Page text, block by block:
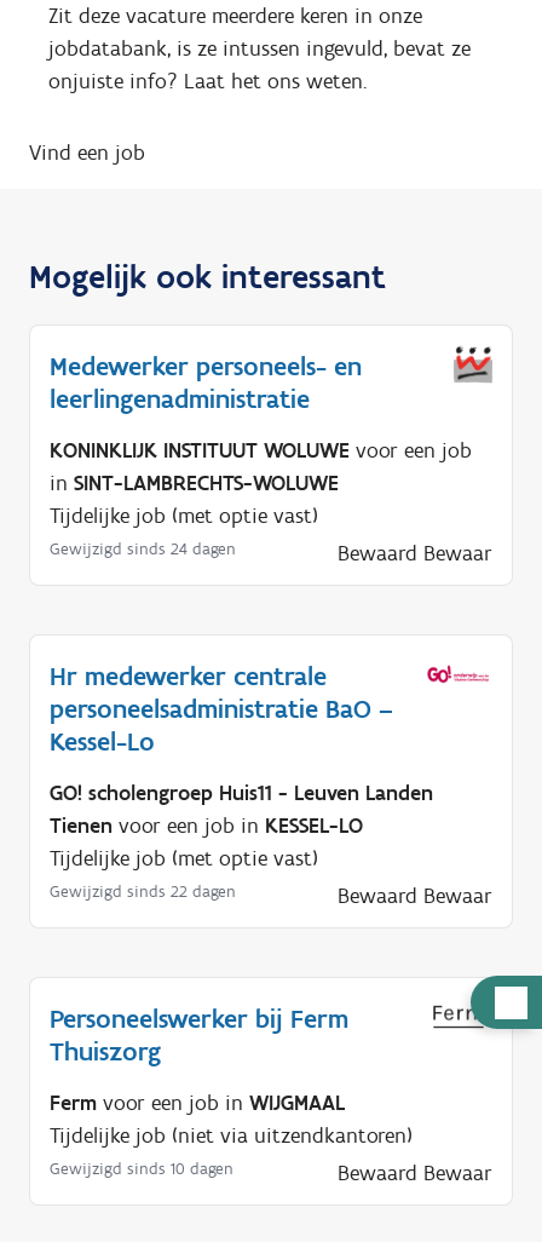
u
o
Zit deze vacature meerdere keren in onze
jobdatabank, is ze intussen ingevuld, bevat ze
onjuiste info? Laat het ons weten.
Vind een job
Mogelijk ook interessant
Medewerker personeels- en
leerlingenadministratie
KONINKLIJK INSTITUUT WOLUWE voor een job
in SINT-LAMBRECHTS-WOLUWE
Tijdelijke job (met optie vast)
Gewijzigd sinds 24 dagen Bewaard Bewaar
Hr medewerker centrale
personeelsadministratie BaO –
Kessel-Lo
GO! scholengroep Huis11 - Leuven Landen
Tienen voor een job in KESSEL-LO
Tijdelijke job (met optie vast)
Gewijzigd sinds 22 dagen Bewaard Bewaar
Personeelswerker bij Ferm
Thuiszorg
Ferm voor een job in WIJGMAAL
Tijdelijke job (niet via uitzendkantoren)
Gewijzigd sinds 10 dagen Bewaard Bewaar